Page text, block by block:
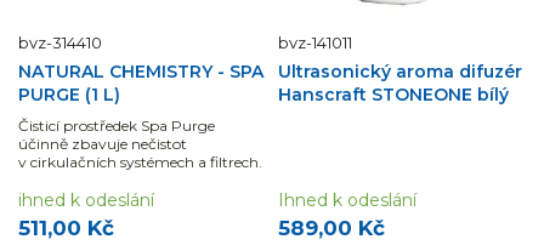
bvz-314410
NATURAL CHEMISTRY - SPA
PURGE (1 L)
Čisticí prostředek Spa Purge
účinně zbavuje nečistot
v cirkulačních systémech a filtrech.
511,00 Kč
ihned k odeslání
bvz-141011
Ultrasonický aroma difuzér
Hanscraft STONEONE bílý
589,00 Kč
Ihned k odeslání